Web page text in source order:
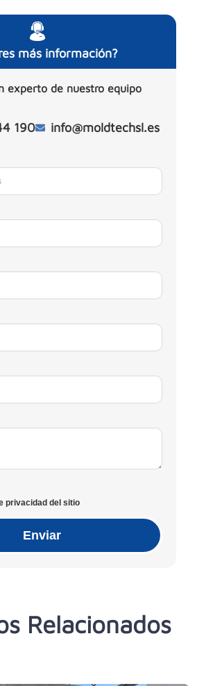
más información?
experto de nuestro equipo
190 info@moldtechsl.es
privacidad del sitio
Enviar
Relacionados